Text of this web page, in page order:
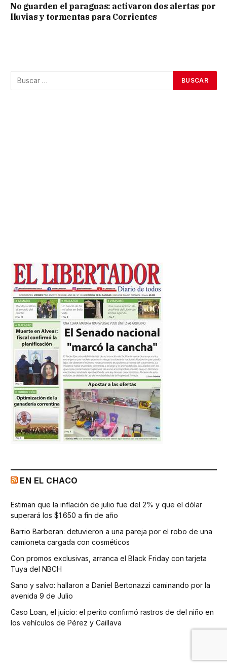
No guarden el paraguas: activaron dos alertas por
lluvias y tormentas para Corrientes
EN EL CHACO
Estiman que la inflación de julio fue del 2% y que el dólar
superará los $1.650 a fin de año
Barrio Barberan: detuvieron a una pareja por el robo de una
camioneta cargada con cosméticos
Con promos exclusivas, arranca el Black Friday con tarjeta
Tuya del NBCH
Sano y salvo: hallaron a Daniel Bertonazzi caminando por la
avenida 9 de Julio
Caso Loan, el juicio: el perito confirmó rastros de del niño en
los vehículos de Pérez y Caillava